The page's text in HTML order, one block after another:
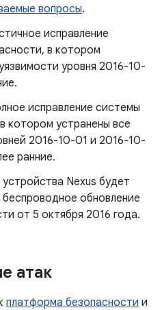
вопросы.
исправление
в котором
уровня 2016-10-
исправление системы
котором устранены все
2016-10-01 и 2016-10-
ранние.
Nexus будет
обновление
от 5 октября 2016 года.
атак
платформа безопасности и